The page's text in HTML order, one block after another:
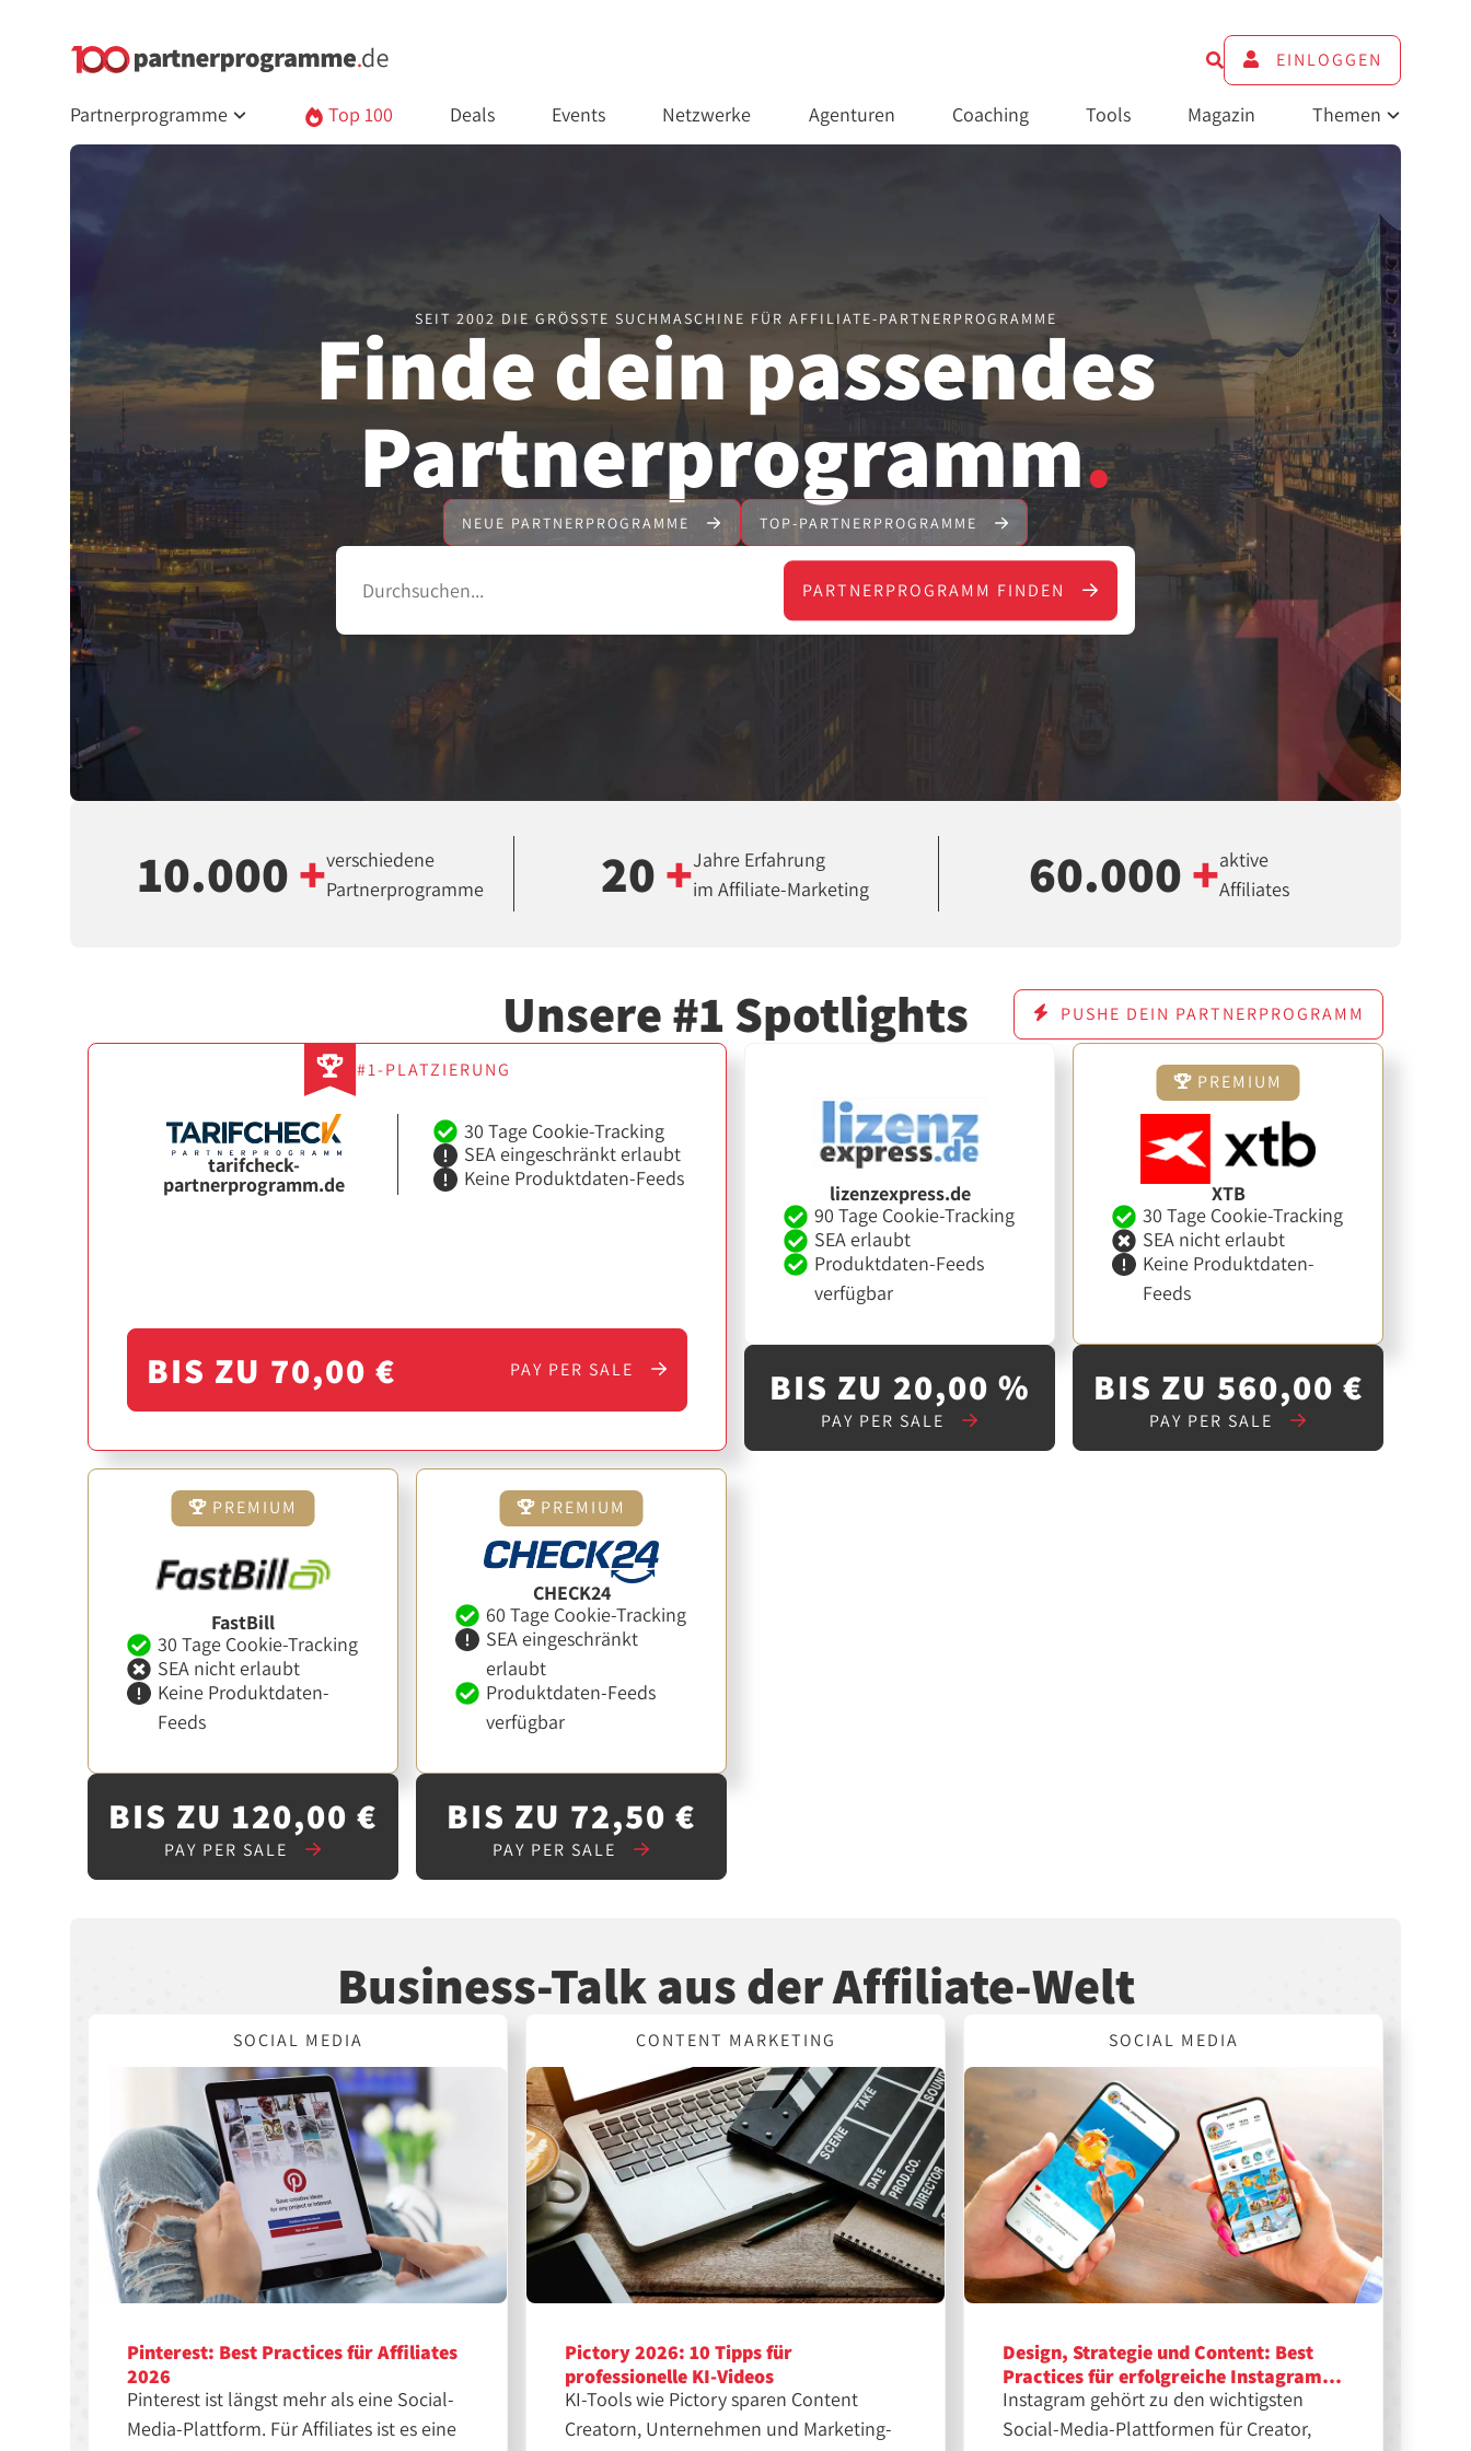
EINLOGGEN
Partnerprogramme Top 100 Deals Events Netzwerke Agenturen Coaching Tools Magazin Themen
SEIT 2002 DIE GRÖSSTE SUCHMASCHINE FÜR AFFILIATE-PARTNERPROGRAMME
Finde dein passendes
Partnerprogramm.
NEUE PARTNERPROGRAMME TOP-PARTNERPROGRAMME
PARTNERPROGRAMM FINDEN
10.000+verschiedene
Partnerprogramme
20+Jahre Erfahrung
im Affiliate-Marketing
60.000+aktive
Affiliates
Unsere #1 Spotlights PUSHE DEIN PARTNERPROGRAMM
#1-PLATZIERUNG
tarifcheck-
partnerprogramm.de
30 Tage Cookie-Tracking
SEA eingeschränkt erlaubt
Keine Produktdaten-Feeds
BIS ZU 70,00 € PAY PER SALE
lizenzexpress.de
90 Tage Cookie-Tracking
SEA erlaubt
Produktdaten-Feeds
verfügbar
BIS ZU 20,00 %
PAY PER SALE
PREMIUM
XTB
30 Tage Cookie-Tracking
SEA nicht erlaubt
Keine Produktdaten-
Feeds
BIS ZU 560,00 €
PAY PER SALE
PREMIUM
FastBill
30 Tage Cookie-Tracking
SEA nicht erlaubt
Keine Produktdaten-
Feeds
BIS ZU 120,00 €
PAY PER SALE
PREMIUM
CHECK24
60 Tage Cookie-Tracking
SEA eingeschränkt
erlaubt
Produktdaten-Feeds
verfügbar
BIS ZU 72,50 €
PAY PER SALE
Business-Talk aus der Affiliate-Welt
SOCIAL MEDIA
Pinterest: Best Practices für Affiliates
2026
Pinterest ist längst mehr als eine Social-
Media-Plattform. Für Affiliates ist es eine
CONTENT MARKETING
Pictory 2026: 10 Tipps für
professionelle KI-Videos
KI-Tools wie Pictory sparen Content
Creatorn, Unternehmen und Marketing-
SOCIAL MEDIA
Design, Strategie und Content: Best
Practices für erfolgreiche Instagram-
Feeds
Instagram gehört zu den wichtigsten
Social-Media-Plattformen für Creator,